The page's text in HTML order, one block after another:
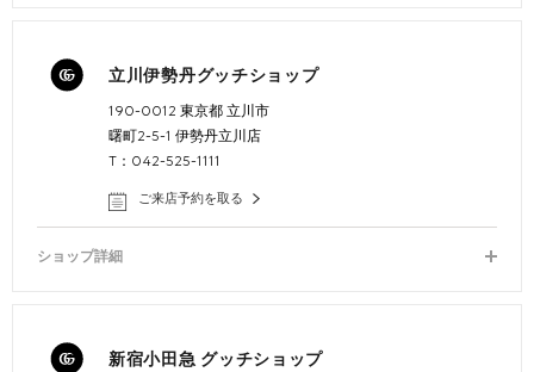
立川伊勢丹グッチショップ
190-0012 東京都 立川市
曙町2-5-1 伊勢丹立川店
T：042-525-1111
ご来店予約を取る
ショップ詳細
新宿小田急 グッチショップ